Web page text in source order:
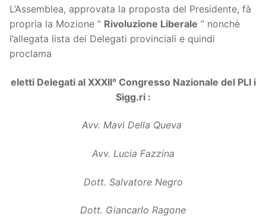
L’Assemblea, approvata la proposta del Presidente, fà
propria la Mozione ” Rivoluzione Liberale ” nonchè
l’allegata lista dei Delegati provinciali e quindi
proclama
eletti Delegati al XXXII° Congresso Nazionale del PLI i
Sigg.ri :
Avv. Mavi Della Queva
Avv. Lucia Fazzina
Dott. Salvatore Negro
Dott. Giancarlo Ragone